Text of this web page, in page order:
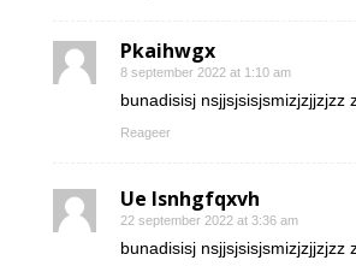
Pkaihwgx
8 september 2022 at 1:10 am
bunadisisj nsjjsjsisjsmizjzjjzjzz
Reageer
Ue lsnhgfqxvh
22 september 2022 at 3:36 am
bunadisisj nsjjsjsisjsmizjzjjzjzz